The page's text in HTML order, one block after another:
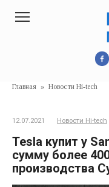
Главная » Новости Hi-tech
12.07.2021 Новости Hi-tech
Tesla купит у
сумму более
производства